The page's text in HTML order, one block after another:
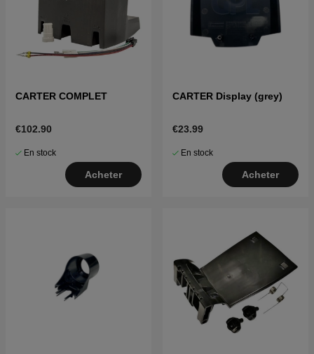
CARTER COMPLET
€102.90
En stock
Acheter
CARTER Display (grey)
€23.99
En stock
Acheter